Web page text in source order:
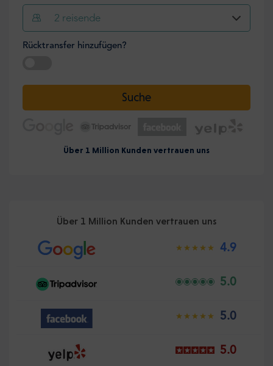
2 reisende
Rücktransfer hinzufügen?
Suche
Über 1 Million Kunden vertrauen uns
Über 1 Million Kunden vertrauen uns
4.9
5.0
5.0
5.0